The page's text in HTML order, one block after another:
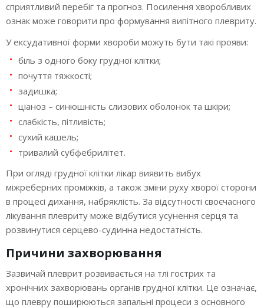
сприятливий перебіг та прогноз. Посилення хворобливих
ознак може говорити про формування випітного плевриту.
У ексудативної форми хвороби можуть бути такі прояви:
біль з одного боку грудної клітки;
почуття тяжкості;
задишка;
ціаноз – синюшність слизових оболонок та шкіри;
слабкість, пітливість;
сухий кашель;
тривалий субфебрилітет.
При огляді грудної клітки лікар виявить вибух
міжреберних проміжків, а також зміни руху хворої сторони
в процесі дихання, набряклість. За відсутності своєчасного
лікування плевриту може відбутися усунення серця та
розвинутися серцево-судинна недостатність.
Причини захворювання
Зазвичай плеврит розвивається на тлі гострих та
хронічних захворювань органів грудної клітки. Це означає,
що плевру поширюються запальні процеси з основного